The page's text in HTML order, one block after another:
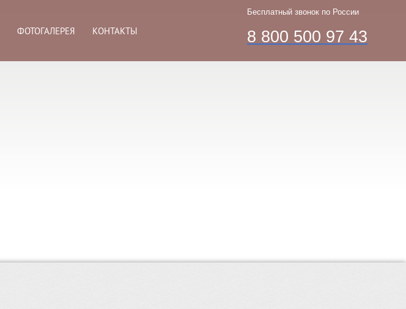
ФОТОГАЛЕРЕЯ КОНТАКТЫ
Бесплатный звонок по России
8 800 500 97 43